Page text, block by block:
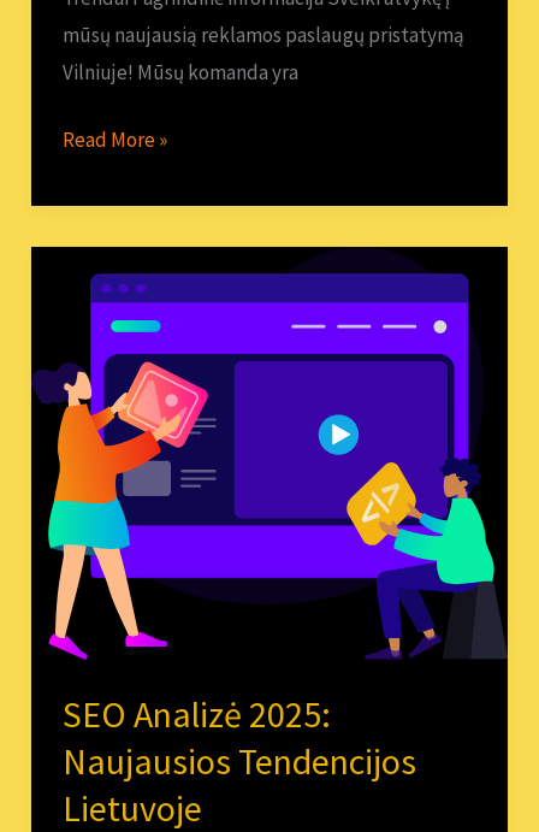
mūsų naujausią reklamos paslaugų pristatymą
Vilniuje! Mūsų komanda yra
Read More »
SEO Analizė 2025:
Naujausios Tendencijos
Lietuvoje
Analizė
Naujausios
Tendencijos
Lietuvoje